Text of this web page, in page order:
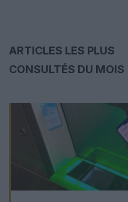
ARTICLES LES PLUS
CONSULTÉS DU MOIS